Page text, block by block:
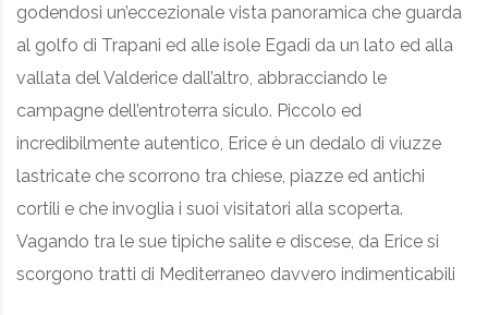
godendosi un’eccezionale vista panoramica che guarda
al golfo di Trapani ed alle isole Egadi da un lato ed alla
vallata del Valderice dall’altro, abbracciando le
campagne dell’entroterra siculo. Piccolo ed
incredibilmente autentico, Erice è un dedalo di viuzze
lastricate che scorrono tra chiese, piazze ed antichi
cortili e che invoglia i suoi visitatori alla scoperta.
Vagando tra le sue tipiche salite e discese, da Erice si
scorgono tratti di Mediterraneo davvero indimenticabili